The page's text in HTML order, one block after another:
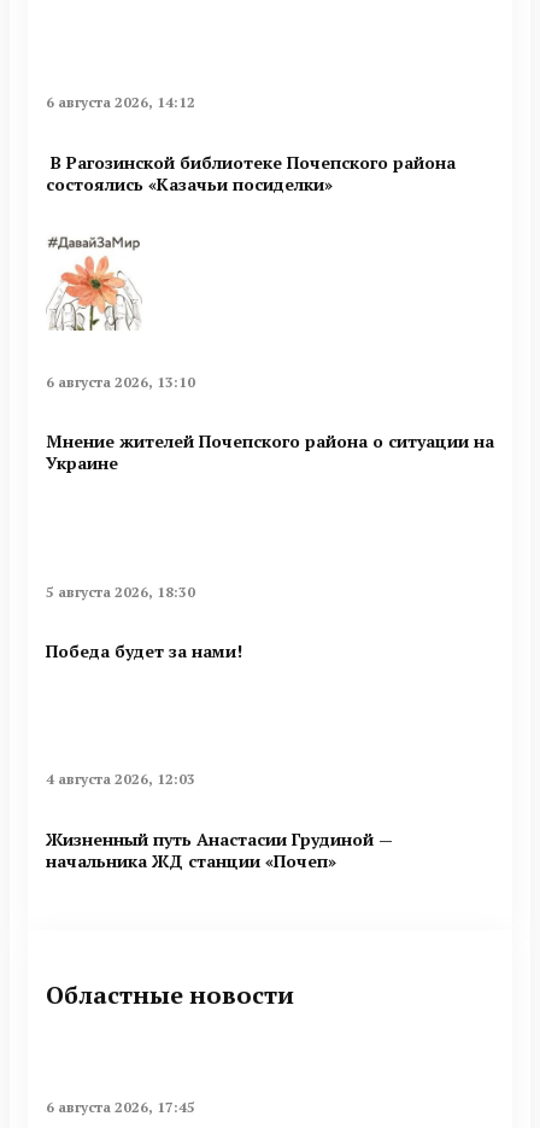
6 августа 2026, 14:12
В Рагозинской библиотеке Почепского района
состоялись «Казачьи посиделки»
6 августа 2026, 13:10
Мнение жителей Почепского района о ситуации на
Украине
5 августа 2026, 18:30
Победа будет за нами!
4 августа 2026, 12:03
Жизненный путь Анастасии Грудиной —
начальника ЖД станции «Почеп»
Областные новости
6 августа 2026, 17:45